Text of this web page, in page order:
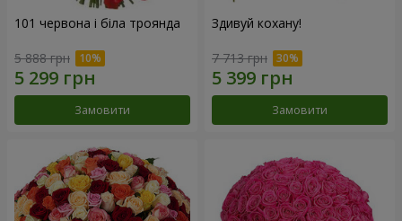
101 червона і біла троянда
5 888 грн
Замовити
Здивуй кохану!
7 713 грн
Замовити